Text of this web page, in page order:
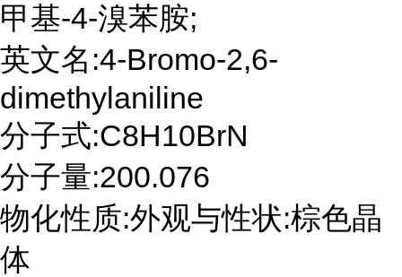
甲基-4-溴苯胺;
英文名:4-Bromo-2,6-
dimethylaniline
分子式:C8H10BrN
分子量:200.076
物化性质:外观与性状:棕色晶
体